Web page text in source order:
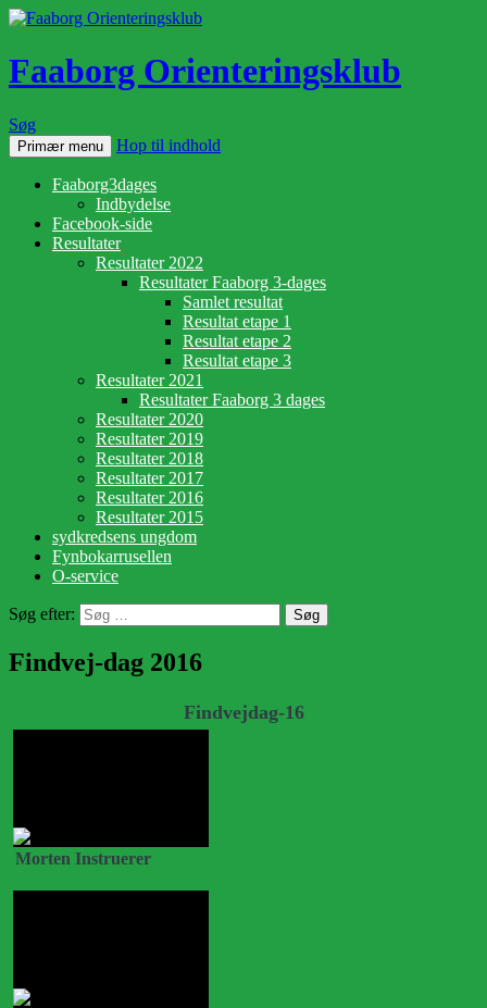
Faaborg Orienteringsklub
Søg
Primær menu Hop til indhold
Faaborg3dages
Indbydelse
Facebook-side
Resultater
Resultater 2022
Resultater Faaborg 3-dages
Samlet resultat
Resultat etape 1
Resultat etape 2
Resultat etape 3
Resultater 2021
Resultater Faaborg 3 dages
Resultater 2020
Resultater 2019
Resultater 2018
Resultater 2017
Resultater 2016
Resultater 2015
sydkredsens ungdom
Fynbokarrusellen
O-service
Søg efter:
Findvej-dag 2016
Findvejdag-16
Morten Instruerer